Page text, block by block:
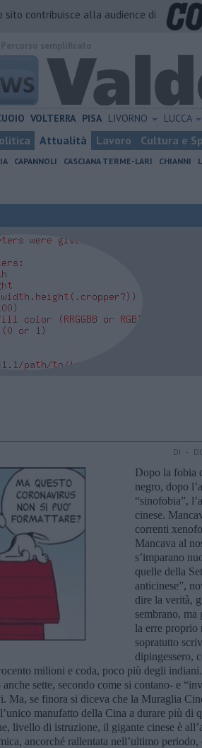
sito contribuisce alla audience di
VOLTERRA PISA LIVORNO LUCCA
Attualità Lavoro Cultura e
CAPANNOLI CASCIANA TERME-LARI CHIANNI
DI -
Dopo la fobia
negro, dopo
“sinofobia”,
cinese.
correnti
Mancava al
s’imparano
quelle della
anticinese”,
dire la verità,
sembrano,
la erre proprio
sopratutto
dipingessero,
milioni e coda, poco più degli
sette, secondo come si contano- e
Ma, se finora si diceva che la Muraglia
manufatto della Cina a durare più di
livello di istruzione, il gigante cinese è
ancorché rallentata nell’ultimo